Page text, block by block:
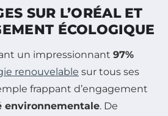
SUR L’ORÉAL ET
ÉCOLOGIQUE
un impressionnant 97%
renouvelable sur tous ses
frappant d’engagement
environnementale. De